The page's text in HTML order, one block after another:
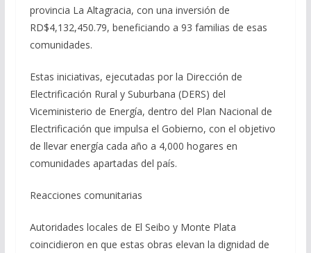
provincia La Altagracia, con una inversión de
RD$4,132,450.79, beneficiando a 93 familias de esas
comunidades.
Estas iniciativas, ejecutadas por la Dirección de
Electrificación Rural y Suburbana (DERS) del
Viceministerio de Energía, dentro del Plan Nacional de
Electrificación que impulsa el Gobierno, con el objetivo
de llevar energía cada año a 4,000 hogares en
comunidades apartadas del país.
Reacciones comunitarias
Autoridades locales de El Seibo y Monte Plata
coincidieron en que estas obras elevan la dignidad de